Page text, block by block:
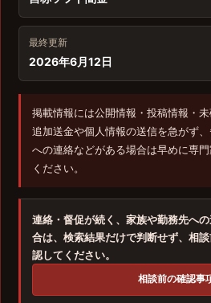
最終更新
2026年6月12日
掲載情報には公開情報・投稿情報・未
追加送金や個人情報の送信を急がず
への連絡などがある場合は早めに専
ください。
連絡・督促が続く、家族や勤務先へ
合は、検索結果だけで判断せず、相
認してください。
相談前の確認事